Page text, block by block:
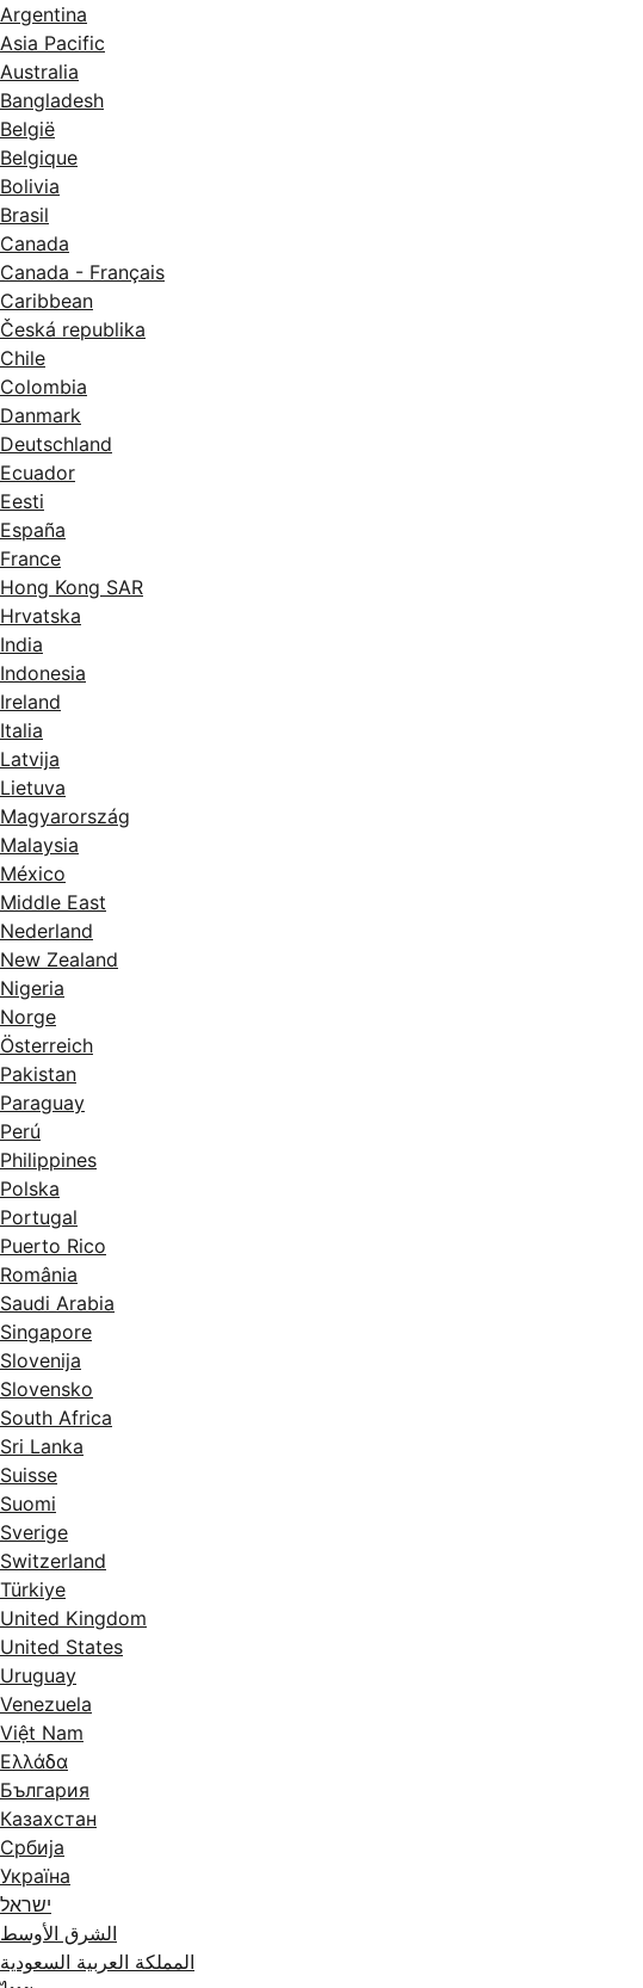
Argentina
Asia Pacific
Australia
Bangladesh
België
Belgique
Bolivia
Brasil
Canada
Canada - Français
Caribbean
Česká republika
Chile
Colombia
Danmark
Deutschland
Ecuador
Eesti
España
France
Hong Kong SAR
Hrvatska
India
Indonesia
Ireland
Italia
Latvija
Lietuva
Magyarország
Malaysia
México
Middle East
Nederland
New Zealand
Nigeria
Norge
Österreich
Pakistan
Paraguay
Perú
Philippines
Polska
Portugal
Puerto Rico
România
Saudi Arabia
Singapore
Slovenija
Slovensko
South Africa
Sri Lanka
Suisse
Suomi
Sverige
Switzerland
Türkiye
United Kingdom
United States
Uruguay
Venezuela
Việt Nam
Ελλάδα
България
Казахстан
Србија
Україна
ישראל
الشرق الأوسط
المملكة العربية السعودية